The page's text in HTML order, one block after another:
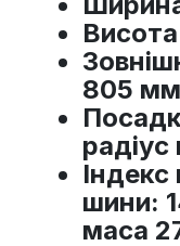
805 мм
шини:
маса